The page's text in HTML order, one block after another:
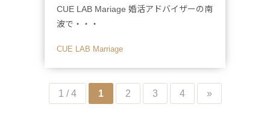
CUE LAB Mariage 婚活アドバイザーの南
波で・・・
CUE LAB Marriage
1 / 4 1 2 3 4 »